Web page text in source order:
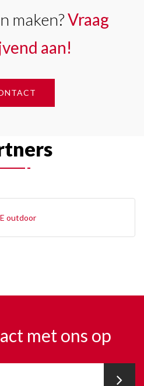
maken?Vraag
aan!
outdoor
met ons op